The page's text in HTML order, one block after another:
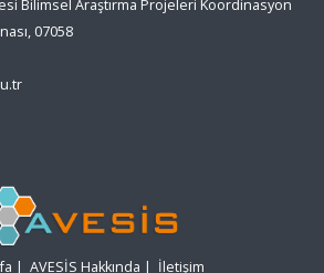
Bilimsel Araştırma Projeleri Koordinasyon
07058
| AVESİS Hakkında | İletişim